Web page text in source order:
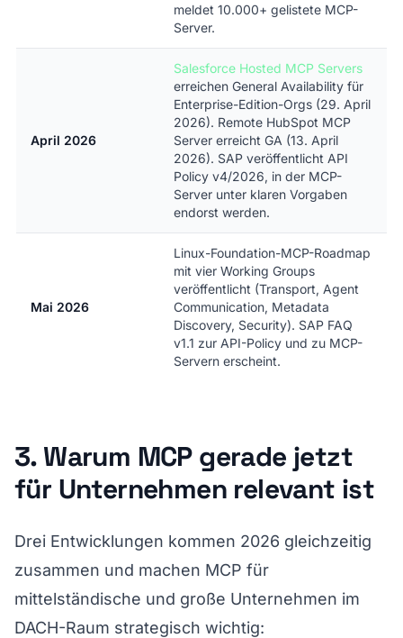
meldet 10.000+ gelistete MCP-
Server.
April 2026
Salesforce Hosted MCP Servers
erreichen General Availability für
Enterprise-Edition-Orgs (29. April
2026). Remote HubSpot MCP
Server erreicht GA (13. April
2026). SAP veröffentlicht API
Policy v4/2026, in der MCP-
Server unter klaren Vorgaben
endorst werden.
Mai 2026
Linux-Foundation-MCP-Roadmap
mit vier Working Groups
veröffentlicht (Transport, Agent
Communication, Metadata
Discovery, Security). SAP FAQ
v1.1 zur API-Policy und zu MCP-
Servern erscheint.
3. Warum MCP gerade jetzt
für Unternehmen relevant ist
Drei Entwicklungen kommen 2026 gleichzeitig
zusammen und machen MCP für
mittelständische und große Unternehmen im
DACH-Raum strategisch wichtig: